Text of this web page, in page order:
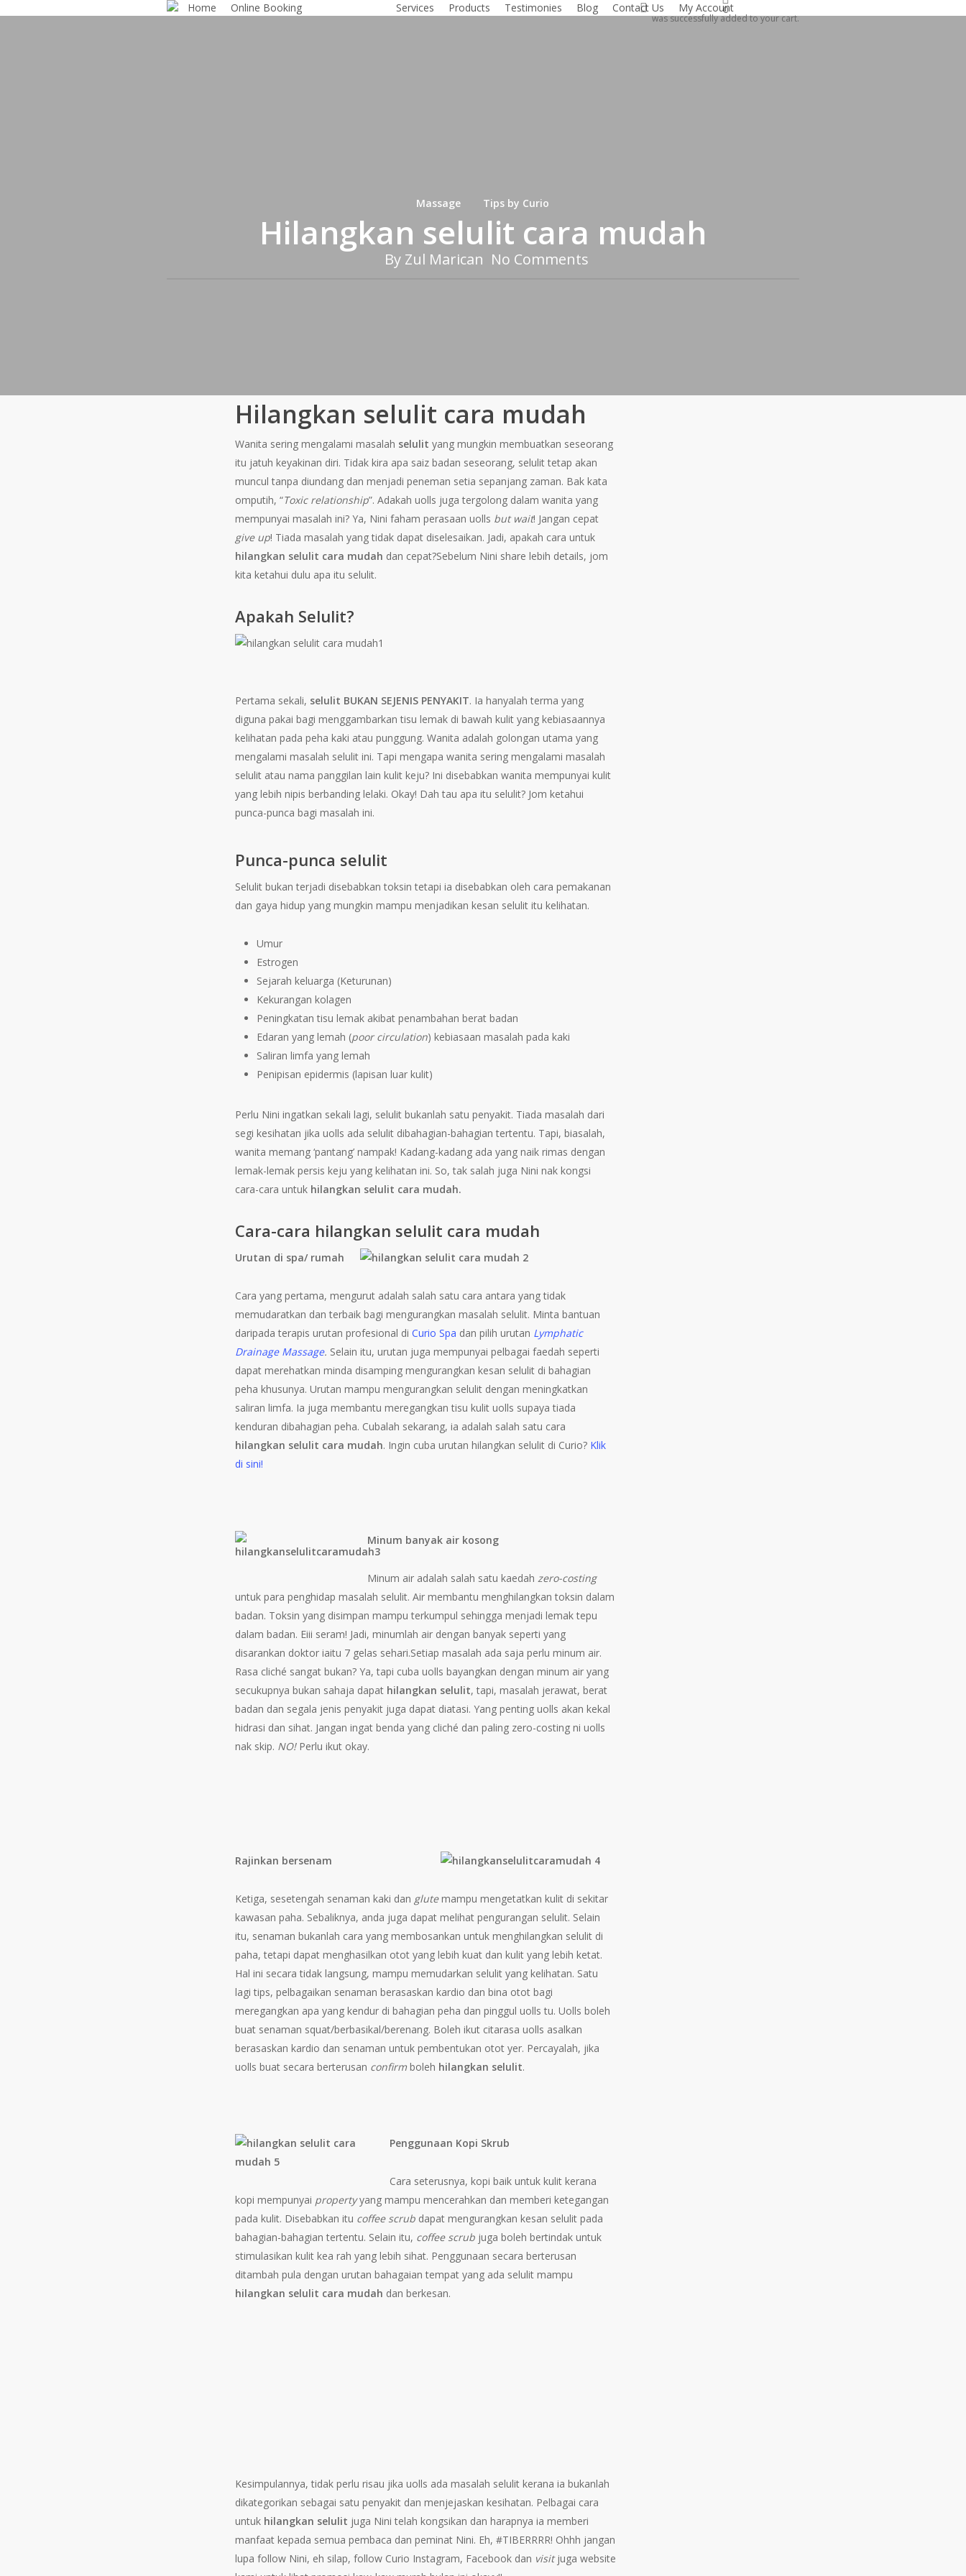
Home Online Booking Services Products Testimonies Blog Contact Us My Account
search 0
was successfully added to your cart.
Massage Tips by Curio
Hilangkan selulit cara mudah
By Zul Marican No Comments
Hilangkan selulit cara mudah
Wanita sering mengalami masalah selulit yang mungkin membuatkan seseorang
itu jatuh keyakinan diri. Tidak kira apa saiz badan seseorang, selulit tetap akan
muncul tanpa diundang dan menjadi peneman setia sepanjang zaman. Bak kata
omputih, “Toxic relationship”. Adakah uolls juga tergolong dalam wanita yang
mempunyai masalah ini? Ya, Nini faham perasaan uolls but wait! Jangan cepat
give up! Tiada masalah yang tidak dapat diselesaikan. Jadi, apakah cara untuk
hilangkan selulit cara mudah dan cepat?Sebelum Nini share lebih details, jom
kita ketahui dulu apa itu selulit.
Apakah Selulit?
Pertama sekali, selulit BUKAN SEJENIS PENYAKIT. Ia hanyalah terma yang
diguna pakai bagi menggambarkan tisu lemak di bawah kulit yang kebiasaannya
kelihatan pada peha kaki atau punggung. Wanita adalah golongan utama yang
mengalami masalah selulit ini. Tapi mengapa wanita sering mengalami masalah
selulit atau nama panggilan lain kulit keju? Ini disebabkan wanita mempunyai kulit
yang lebih nipis berbanding lelaki. Okay! Dah tau apa itu selulit? Jom ketahui
punca-punca bagi masalah ini.
Punca-punca selulit
Selulit bukan terjadi disebabkan toksin tetapi ia disebabkan oleh cara pemakanan
dan gaya hidup yang mungkin mampu menjadikan kesan selulit itu kelihatan.
Umur
Estrogen
Sejarah keluarga (Keturunan)
Kekurangan kolagen
Peningkatan tisu lemak akibat penambahan berat badan
Edaran yang lemah (poor circulation) kebiasaan masalah pada kaki
Saliran limfa yang lemah
Penipisan epidermis (lapisan luar kulit)
Perlu Nini ingatkan sekali lagi, selulit bukanlah satu penyakit. Tiada masalah dari
segi kesihatan jika uolls ada selulit dibahagian-bahagian tertentu. Tapi, biasalah,
wanita memang ‘pantang’ nampak! Kadang-kadang ada yang naik rimas dengan
lemak-lemak persis keju yang kelihatan ini. So, tak salah juga Nini nak kongsi
cara-cara untuk hilangkan selulit cara mudah.
Cara-cara hilangkan selulit cara mudah
Urutan di spa/ rumah
Cara yang pertama, mengurut adalah salah satu cara antara yang tidak
memudaratkan dan terbaik bagi mengurangkan masalah selulit. Minta bantuan
daripada terapis urutan profesional di Curio Spa dan pilih urutan Lymphatic
Drainage Massage. Selain itu, urutan juga mempunyai pelbagai faedah seperti
dapat merehatkan minda disamping mengurangkan kesan selulit di bahagian
peha khusunya. Urutan mampu mengurangkan selulit dengan meningkatkan
saliran limfa. Ia juga membantu meregangkan tisu kulit uolls supaya tiada
kenduran dibahagian peha. Cubalah sekarang, ia adalah salah satu cara
hilangkan selulit cara mudah. Ingin cuba urutan hilangkan selulit di Curio? Klik
di sini!
Minum banyak air kosong
Minum air adalah salah satu kaedah zero-costing
untuk para penghidap masalah selulit. Air membantu menghilangkan toksin dalam
badan. Toksin yang disimpan mampu terkumpul sehingga menjadi lemak tepu
dalam badan. Eiii seram! Jadi, minumlah air dengan banyak seperti yang
disarankan doktor iaitu 7 gelas sehari.Setiap masalah ada saja perlu minum air.
Rasa cliché sangat bukan? Ya, tapi cuba uolls bayangkan dengan minum air yang
secukupnya bukan sahaja dapat hilangkan selulit, tapi, masalah jerawat, berat
badan dan segala jenis penyakit juga dapat diatasi. Yang penting uolls akan kekal
hidrasi dan sihat. Jangan ingat benda yang cliché dan paling zero-costing ni uolls
nak skip. NO!Perlu ikut okay.
Rajinkan bersenam
Ketiga, sesetengah senaman kaki dan glutemampu mengetatkan kulit di sekitar
kawasan paha. Sebaliknya, anda juga dapat melihat pengurangan selulit. Selain
itu, senaman bukanlah cara yang membosankan untuk menghilangkan selulit di
paha, tetapi dapat menghasilkan otot yang lebih kuat dan kulit yang lebih ketat.
Hal ini secara tidak langsung, mampu memudarkan selulit yang kelihatan. Satu
lagi tips, pelbagaikan senaman berasaskan kardio dan bina otot bagi
meregangkan apa yang kendur di bahagian peha dan pinggul uolls tu. Uolls boleh
buat senaman squat/berbasikal/berenang. Boleh ikut citarasa uolls asalkan
berasaskan kardio dan senaman untuk pembentukan otot yer. Percayalah, jika
uolls buat secara berterusan confirm boleh hilangkan selulit.
Penggunaan Kopi Skrub
Cara seterusnya, kopi baik untuk kulit kerana
kopi mempunyai propertyyang mampu mencerahkan dan memberi ketegangan
pada kulit. Disebabkan itu coffee scrub dapat mengurangkan kesan selulit pada
bahagian-bahagian tertentu. Selain itu, coffee scrub juga boleh bertindak untuk
stimulasikan kulit kea rah yang lebih sihat. Penggunaan secara berterusan
ditambah pula dengan urutan bahagaian tempat yang ada selulit mampu
hilangkan selulit cara mudah dan berkesan.
Kesimpulannya, tidak perlu risau jika uolls ada masalah selulit kerana ia bukanlah
dikategorikan sebagai satu penyakit dan menjejaskan kesihatan. Pelbagai cara
untuk hilangkan selulit juga Nini telah kongsikan dan harapnya ia memberi
manfaat kepada semua pembaca dan peminat Nini. Eh, #TIBERRRR! Ohhh jangan
lupa follow Nini, eh silap, follow Curio Instagram, Facebook dan visitjuga website